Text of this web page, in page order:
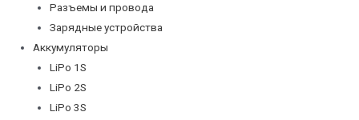
Разъемы и провода
Зарядные устройства
Аккумуляторы
LiPo 1S
LiPo 2S
LiPo 3S